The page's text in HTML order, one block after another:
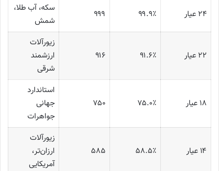
۲۴ عیار ۹۹.۹٪ ۹۹۹
سکه، آب طلا،
شمش
۲۲ عیار ۹۱.۶٪ ۹۱۶
زیورآلات
ارزشمند
شرقی
۱۸ عیار ۷۵.۰٪ ۷۵۰
استاندارد
جهانی
جواهرات
۱۴ عیار ۵۸.۵٪ ۵۸۵
زیورآلات
ارزان‌تر،
آمریکایی